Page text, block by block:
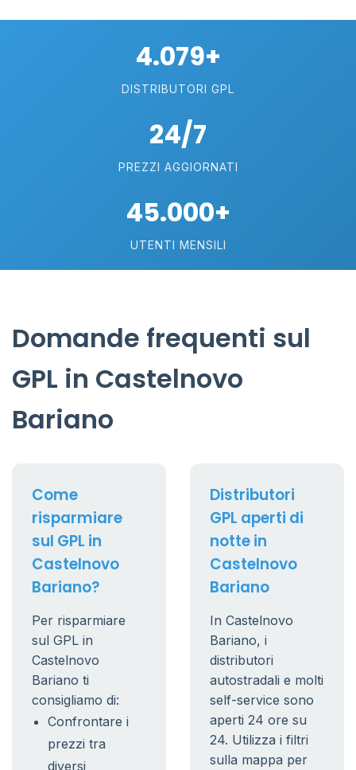
4.079+
DISTRIBUTORI GPL
24/7
PREZZI AGGIORNATI
45.000+
UTENTI MENSILI
Domande frequenti sul
GPL in Castelnovo
Bariano
Come
risparmiare
sul GPL in
Castelnovo
Bariano?
Per risparmiare
sul GPL in
Castelnovo
Bariano ti
consigliamo di:
Confrontare i
prezzi tra
diversi
Distributori
GPL aperti di
notte in
Castelnovo
Bariano
In Castelnovo
Bariano, i
distributori
autostradali e molti
self-service sono
aperti 24 ore su
24. Utilizza i filtri
sulla mappa per